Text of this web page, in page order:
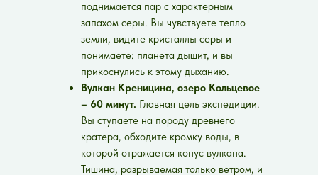
поднимается пар с характерным
запахом серы. Вы чувствуете тепло
земли, видите кристаллы серы и
понимаете: планета дышит, и вы
прикоснулись к этому дыханию.
Вулкан Креницина, озеро Кольцевое
– 60 минут. Главная цель экспедиции.
Вы ступаете на породу древнего
кратера, обходите кромку воды, в
которой отражается конус вулкана.
Тишина, разрываемая только ветром, и